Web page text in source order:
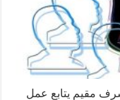
مقيم يتابع عمل